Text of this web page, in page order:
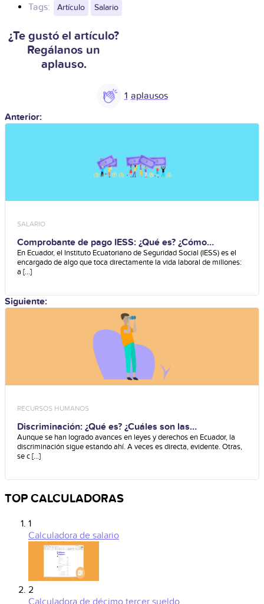
Tags: Artículo Salario
¿Te gustó el artículo?
Regálanos un
aplauso.
1
Anterior:
SALARIO
Comprobante de pago IESS: ¿Qué es? ¿Cómo
obtenerlo?
En Ecuador, el Instituto Ecuatoriano de Seguridad Social (IESS) es el
encargado de algo que toca directamente la vida laboral de millones:
a [...]
Siguiente:
RECURSOS HUMANOS
Discriminación: ¿Qué es? ¿Cuáles son las
consecuencias?
Aunque se han logrado avances en leyes y derechos en Ecuador, la
discriminación sigue estando ahí. A veces es directa, evidente. Otras,
se c [...]
TOP CALCULADORAS
1
Calculadora de salario
2
Calculadora de décimo tercer sueldo